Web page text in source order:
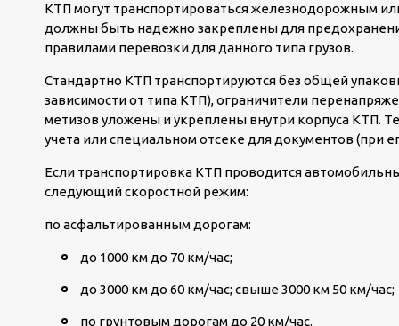
КТП могут транспортироваться железнодорожным
должны быть надежно закреплены для
правилами перевозки для данного типа грузов.
Стандартно КТП транспортируются без общей
зависимости от типа КТП), ограничители
метизов уложены и укреплены внутри корпуса КТП.
учета или специальном отсеке для документов (при
Если транспортировка КТП проводится
следующий скоростной режим:
по асфальтированным дорогам:
до 1000 км до 70 км/час;
до 3000 км до 60 км/час; свыше 3000 км 50 км/час;
по грунтовым дорогам до 20 км/час.